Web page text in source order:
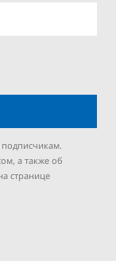
а также об
странице